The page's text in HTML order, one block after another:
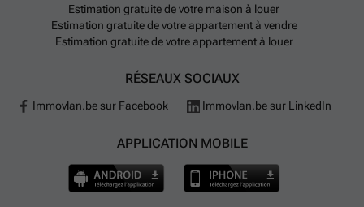
Estimation gratuite de votre maison à louer
Estimation gratuite de votre appartement à vendre
Estimation gratuite de votre appartement à louer
RÉSEAUX SOCIAUX
Immovlan.be sur Facebook Immovlan.be sur LinkedIn
APPLICATION MOBILE